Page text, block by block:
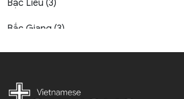
Bạc Liêu (3)
Bắc Giang (3)
Bắc Kạn (1)
Bắc Ninh (4)